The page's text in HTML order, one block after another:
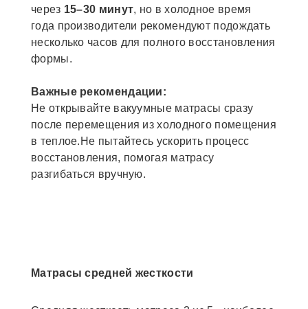
через 15–30 минут, но в холодное время
года производители рекомендуют подождать
несколько часов для полного восстановления
формы.
Важные рекомендации:
Не открывайте вакуумные матрасы сразу
после перемещения из холодного помещения
в теплое.Не пытайтесь ускорить процесс
восстановления, помогая матрасу
разгибаться вручную.
Матрасы средней жесткости